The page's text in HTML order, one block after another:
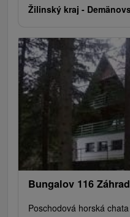
Žilinský kraj -
Bungalov 116
Poschodová horská